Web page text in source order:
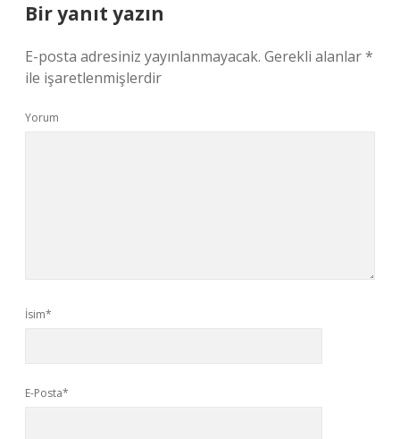
Bir yanıt yazın
E-posta adresiniz yayınlanmayacak. Gerekli alanlar*
ile işaretlenmişlerdir
Yorum
İsim*
E-Posta*